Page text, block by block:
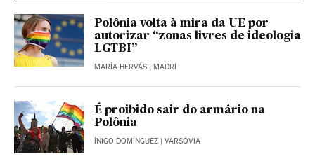
Polônia volta à mira da UE por
autorizar “zonas livres de ideologia
LGTBI”
MARÍA HERVÁS | MADRI
É proibido sair do armário na
Polônia
ÍÑIGO DOMÍNGUEZ | VARSÓVIA